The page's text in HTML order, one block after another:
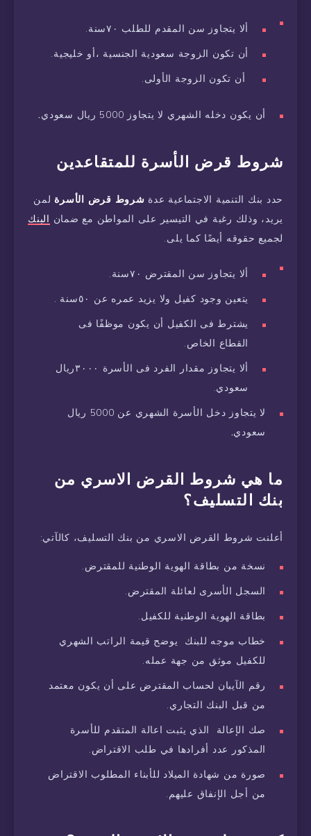
ألا يتجاوز سن المقدم للطلب ٧٠سنة.
أن تكون الزوجة سعودية الجنسية ،أو خليجية.
أن تكون الزوجة الأولى.
أن يكون دخله الشهري لا يتجاوز 5000 ريال سعودي .
شروط قرض الأسرة للمتقاعدين
حدد بنك التنمية الاجتماعية عدة شروط قرض الأسرة لمن
يريد، وذلك رغبة في التيسير على المواطن مع ضمان البنك
لجميع حقوقه أيضًا كما يلى.
ألا يتجاوز سن المقترض ٧٠سنة.
يتعين وجود كفيل ولا يزيد عمره عن ٥٠سنة .
يشترط فى الكفيل أن يكون موظفًا فى
القطاع الخاص.
ألا يتجاوز مقدار الفرد فى الأسرة ٣٠٠٠ريال
سعودي.
لا يتجاوز دخل الأسرة الشهري عن 5000 ريال
سعودي.
ما هي شروط القرض الاسري من
بنك التسليف؟
أعلنت شروط القرض الاسري من بنك التسليف، كالآتي:
نسخة من بطاقة الهوية الوطنية للمقترض.
السجل الأسرى لعائلة المقترض.
بطاقة الهوية الوطنية للكفيل.
خطاب موجه للبنك يوضح قيمة الراتب الشهري
للكفيل موثق من جهة عمله.
رقم الآيبان لحساب المقترض على أن يكون معتمد
من قبل البنك التجاري.
صك الإعالة الذي يثبت اعالة المتقدم للأسرة
المذكور عدد أفرادها في طلب الاقتراض.
صورة من شهادة الميلاد للأبناء المطلوب الاقتراض
من أجل الإنفاق عليهم.